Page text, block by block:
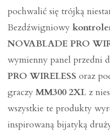
pochwalić się trójką
Bezdźwigniowy
NOVABLADE PRO
wymienny panel przedni
PRO WIRELESS oraz
graczy MM300 2XL z
wszystkie te produkty
inspirowaną bijatyką